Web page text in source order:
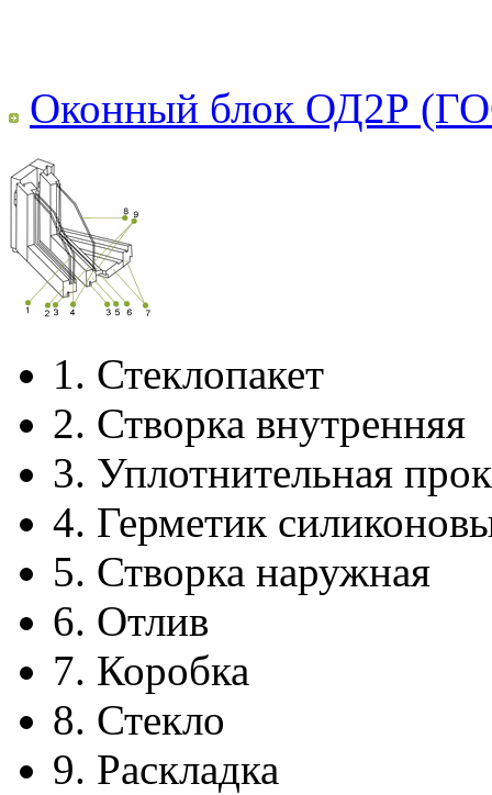
Оконный блок ОД2Р
1. Стеклопакет
2. Створка внутренняя
3. Уплотнительная
4. Герметик
5. Створка наружная
6. Отлив
7. Коробка
8. Стекло
9. Раскладка